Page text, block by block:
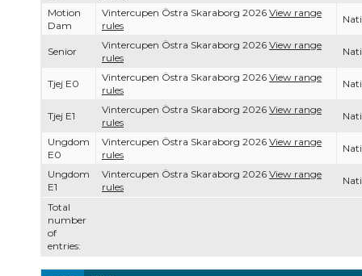
Total
number
of
entries:
Motion
Dam
Vintercupen Östra Skaraborg 2026 View range
rules
Senior
Vintercupen Östra Skaraborg 2026 View range
rules
Tjej E0
Vintercupen Östra Skaraborg 2026 View range
rules
Tjej E1
Vintercupen Östra Skaraborg 2026 View range
rules
Ungdom
E0
Vintercupen Östra Skaraborg 2026 View range
rules
Ungdom
E1
Vintercupen Östra Skaraborg 2026 View range
rules